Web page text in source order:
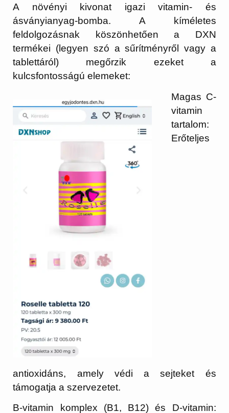
A növényi kivonat igazi vitamin- és
ásványianyag-bomba. A kíméletes
feldolgozásnak köszönhetően a DXN
termékei (legyen szó a sűrítményről vagy a
tablettáról) megőrzik ezeket a
kulcsfontosságú elemeket:
Magas C-
vitamin
tartalom:
Erőteljes
antioxidáns, amely védi a sejteket és
támogatja a szervezetet.
B-vitamin komplex (B1, B12) és D-vitamin: